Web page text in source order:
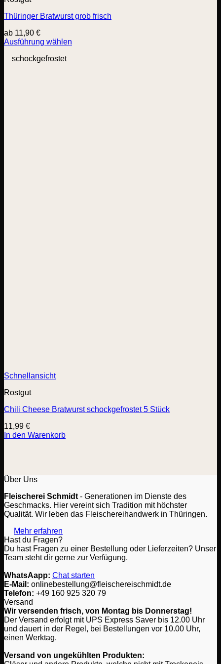
Thüringer Bratwurst grob frisch
ab 11,90 €
Ausführung wählen
Produkt
schockgefrostet
Schnellansicht
Rostgut
Chili Cheese Bratwurst schockgefrostet 5 Stück
11,99 €
In den Warenkorb
Über Uns
Fleischerei Schmidt - Generationen im Dienste des
Geschmacks. Hier vereint sich Tradition mit höchster
Qualität. Wir leben das Fleischereihandwerk in Thüringen.
Mehr erfahren
Hast du Fragen?
Du hast Fragen zu einer Bestellung oder Lieferzeiten? Unser
Team steht dir gerne zur Verfügung.
WhatsAapp: Chat starten
E-Mail: onlinebestellung@fleischereischmidt.de
Telefon: ‎+49 160 925 320 79
Versand
Wir versenden frisch, von Montag bis Donnerstag!
Der Versand erfolgt mit UPS Express Saver bis 12.00 Uhr
und dauert in der Regel, bei Bestellungen vor 10.00 Uhr,
einen Werktag.
Versand von ungekühlten Produkten: